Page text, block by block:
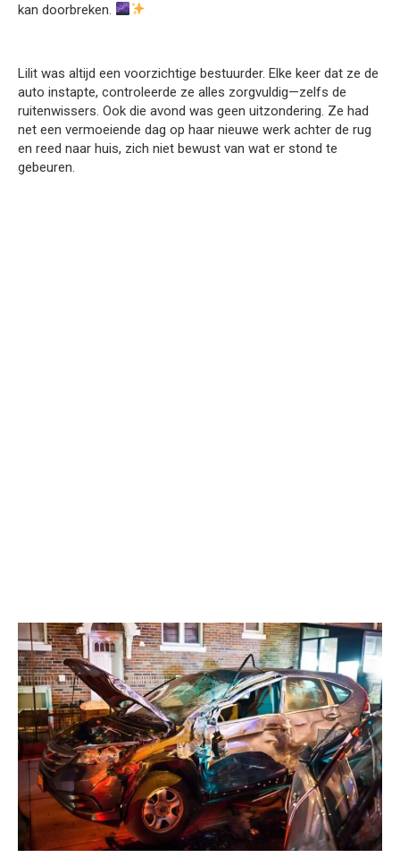
kan doorbreken.
Lilit was altijd een voorzichtige bestuurder. Elke keer dat ze de
auto instapte, controleerde ze alles zorgvuldig—zelfs de
ruitenwissers. Ook die avond was geen uitzondering. Ze had
net een vermoeiende dag op haar nieuwe werk achter de rug
en reed naar huis, zich niet bewust van wat er stond te
gebeuren.